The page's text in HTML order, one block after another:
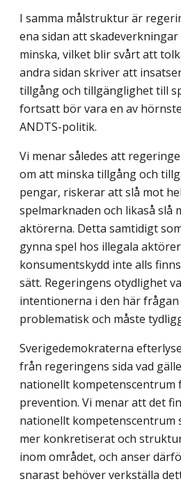
I samma målstruktur är
ena sidan att skadeverkningar
minska, vilket blir svårt att
andra sidan skriver att
tillgång och tillgänglighet till
fortsatt bör vara en av
ANDTS-politik.
Vi menar således att
om att minska tillgång och
pengar, riskerar att slå mot
spelmarknaden och likaså slå
aktörerna. Detta samtidigt
gynna spel hos illegala
konsumentskydd inte alls
sätt. Regeringens otydlighet
intentionerna i den här frågan
problematisk och måste
Sverigedemokraterna
från regeringens sida vad
nationellt kompetenscentrum
prevention. Vi menar att det
nationellt kompetenscentrum
mer konkre­tiserat och
inom området, och anser
snarast behöver verkställa